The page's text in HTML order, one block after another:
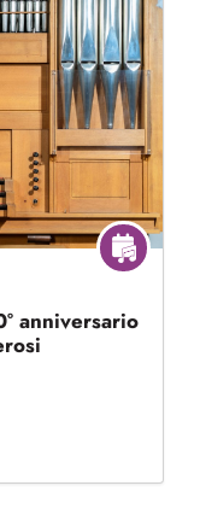
anniversario